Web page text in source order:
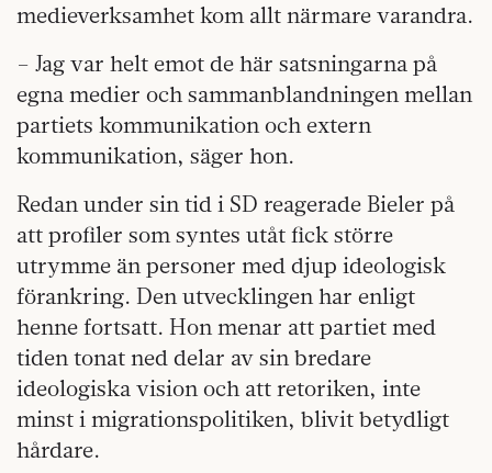
medieverksamhet kom allt närmare varandra.
– Jag var helt emot de här satsningarna på
egna medier och sammanblandningen mellan
partiets kommunikation och extern
kommunikation, säger hon.
Redan under sin tid i SD reagerade Bieler på
att profiler som syntes utåt fick större
utrymme än personer med djup ideologisk
förankring. Den utvecklingen har enligt
henne fortsatt. Hon menar att partiet med
tiden tonat ned delar av sin bredare
ideologiska vision och att retoriken, inte
minst i migrationspolitiken, blivit betydligt
hårdare.